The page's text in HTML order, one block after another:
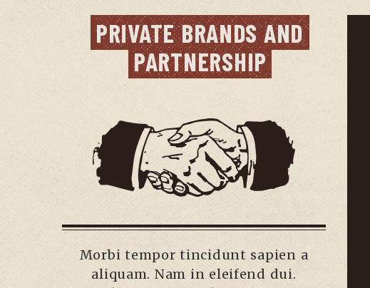
PRIVATE BRANDS AND
PARTNERSHIP
Morbi tempor tincidunt sapien a
aliquam. Nam in eleifend dui.